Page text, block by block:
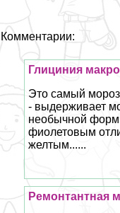
Комментарии:
Глициния
Это самый
- выдерживает
необычной
фиолетовым
желтым......
Ремонтантная